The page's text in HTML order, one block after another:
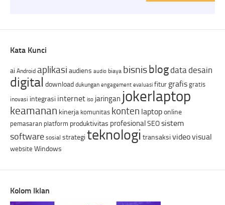
Kata Kunci
ai Android aplikasi audiens audio biaya bisnisblogdatadesain
digital download dukungan engagement evaluasi fitur grafis gratis
inovasi integrasi internet iso jaringan jokerlaptop
keamanan kinerja komunitas konten laptoponline
pemasaran platform produktivitas profesionalSEOsistem
software sosial strategi teknologi transaksi videovisual
website Windows
Kolom Iklan